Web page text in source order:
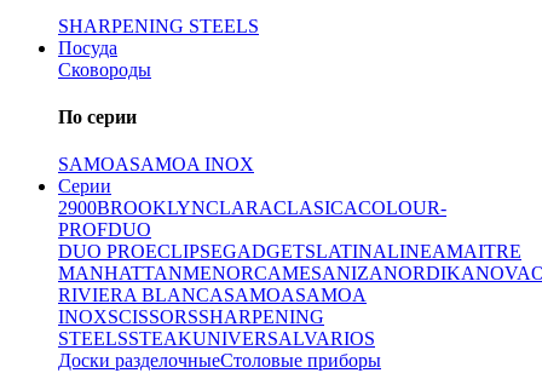
SHARPENING STEELS
Посуда
Сковороды
По серии
SAMOASAMOA INOX
Серии
2900BROOKLYNCLARACLASICACOLOUR-
PROFDUO
DUO PROECLIPSEGADGETSLATINALINEAMAITRE
MANHATTANMENORCAMESANIZANORDIKANOVA
RIVIERA BLANCASAMOASAMOA
INOXSCISSORSSHARPENING
STEELSSTEAKUNIVERSALVARIOS
Доски разделочныеСтоловые приборы